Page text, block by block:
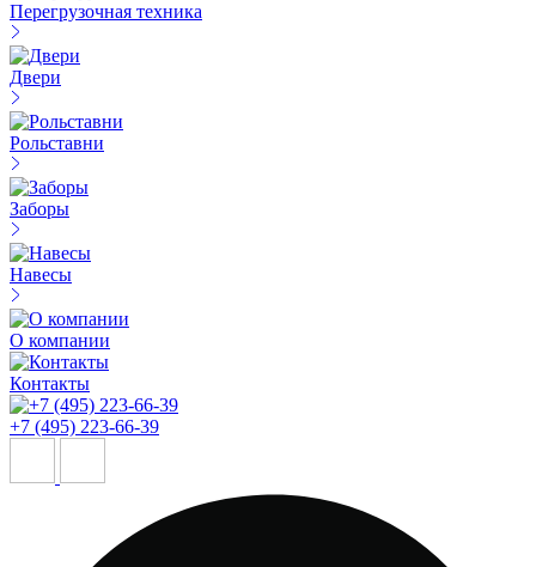
Перегрузочная техника
Двери
Рольставни
Заборы
Навесы
О компании
Контакты
+7 (495) 223-66-39